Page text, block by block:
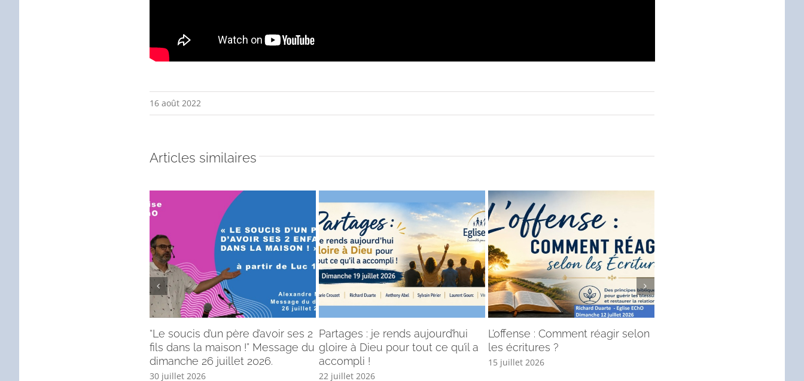
16 août 2022
Articles similaires
“Le soucis d’un père d’avoir ses 2
fils dans la maison !” Message du
dimanche 26 juillet 2026.
30 juillet 2026
Partages : je rends aujourd’hui
gloire à Dieu pour tout ce qu’il a
accompli !
22 juillet 2026
L’offense : Comment réagir selon
les écritures ?
15 juillet 2026